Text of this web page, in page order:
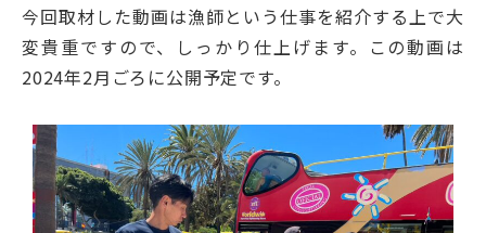
今回取材した動画は漁師という仕事を紹介する上で大
変貴重ですので、しっかり仕上げます。この動画は
2024年2月ごろに公開予定です。